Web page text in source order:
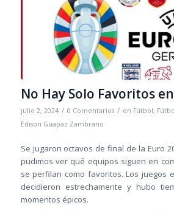
No Hay Solo Favoritos
julio 2, 2024 / 0 Comentarios / en Fútbol,
Edison Guapaz Zambrano
Se jugaron octavos de final de la Euro
pudimos ver qué equipos siguen en
se perfilan como favoritos. Los juegos
decidieron estrechamente y hubo
momentos épicos.